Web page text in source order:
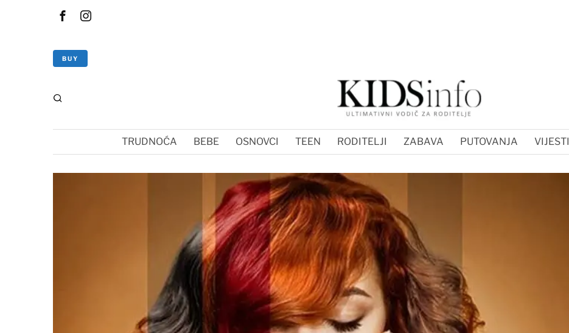
BUY
TRUDNOĆA BEBE OSNOVCI TEEN RODITELJI ZABAVA PUTOVANJA VIJESTI